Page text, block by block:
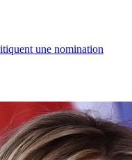
une nomination